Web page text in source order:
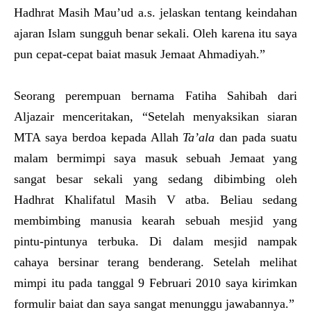
Hadhrat Masih Mau’ud a.s. jelaskan tentang keindahan
ajaran Islam sungguh benar sekali. Oleh karena itu saya
pun cepat-cepat baiat masuk Jemaat Ahmadiyah.”
Seorang perempuan bernama Fatiha Sahibah dari
Aljazair menceritakan, “Setelah menyaksikan siaran
MTA saya berdoa kepada Allah Ta’aladan pada suatu
malam bermimpi saya masuk sebuah Jemaat yang
sangat besar sekali yang sedang dibimbing oleh
Hadhrat Khalifatul Masih V atba. Beliau sedang
membimbing manusia kearah sebuah mesjid yang
pintu-pintunya terbuka. Di dalam mesjid nampak
cahaya bersinar terang benderang. Setelah melihat
mimpi itu pada tanggal 9 Februari 2010 saya kirimkan
formulir baiat dan saya sangat menunggu jawabannya.”